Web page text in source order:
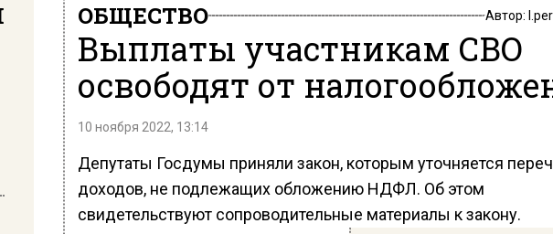
ОБЩЕСТВО Автор:
Выплаты участникам СВО
освободят от
10 ноября 2022, 13:14
Депутаты Госдумы приняли закон, которым уточняется
доходов, не подлежащих обложению НДФЛ. Об этом
свидетельствуют сопроводительные материалы к закону.